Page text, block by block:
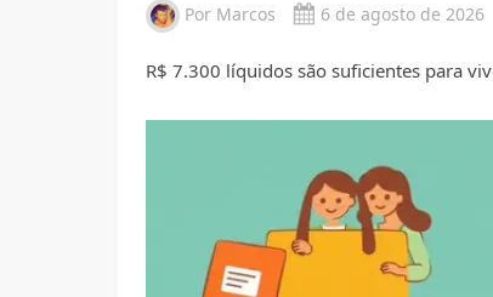
Por Marcos 6 de agosto de 2026
R$ 7.300 líquidos são suficientes para